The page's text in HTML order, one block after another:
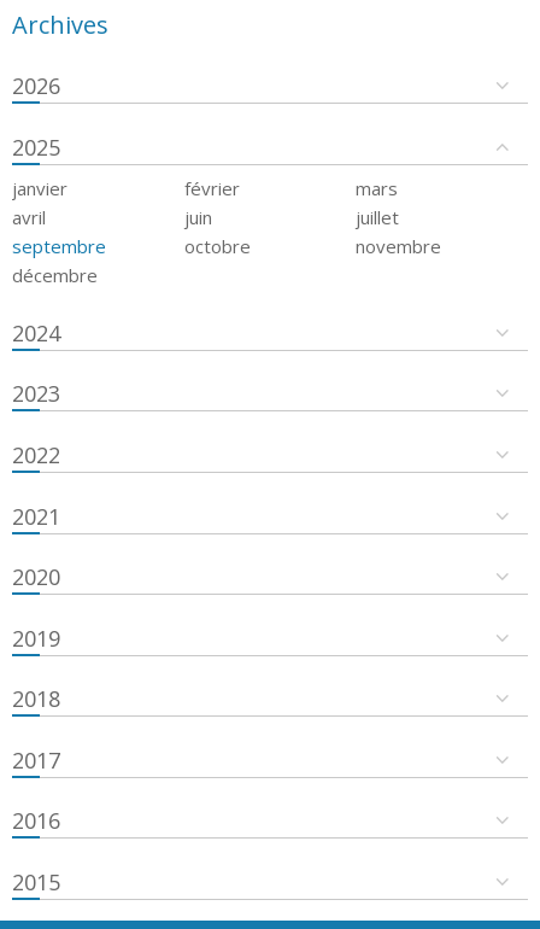
Archives
2026
2025
janvier février
mars
avril
juin
juillet
septembre
octobre
novembre
décembre
2024
2023
2022
2021
2020
2019
2018
2017
2016
2015